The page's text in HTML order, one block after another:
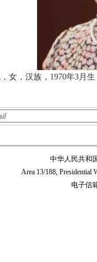
女，汉族，1970年3月
中华人民共和
Area 13/188, Presidential
电子信